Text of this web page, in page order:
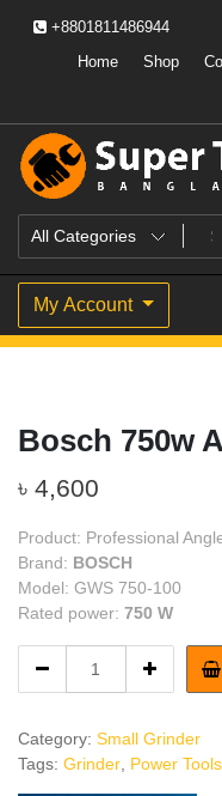
+8801811486944
Home
Shop
Super
Powering Professionals.
My Account
Bosch 750w
৳ 4,600
Product: Professional
Brand: BOSCH
Model: GWS 750-100
Rated power: 750 W
750w
Grinder
quantity
Category: Small Grinder
Tags: Grinder Power Tools